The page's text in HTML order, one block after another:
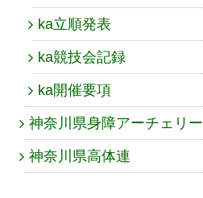
ka立順発表
ka競技会記録
ka開催要項
神奈川県身障アーチェリー
神奈川県高体連